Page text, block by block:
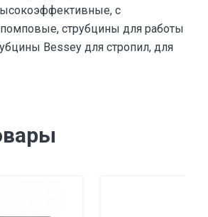
с
струбцины для работы
Bessey для стропил, для